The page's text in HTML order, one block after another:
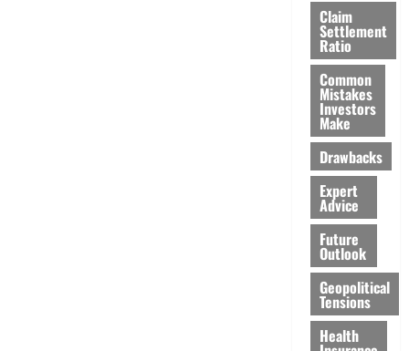
Claim
Settlement
Ratio
Common
Mistakes
Investors
Make
Drawbacks
Expert
Advice
Future
Outlook
Geopolitical
Tensions
Health